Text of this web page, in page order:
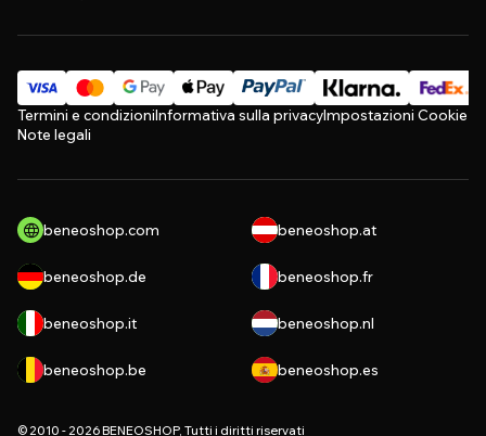
Termini e condizioniInformativa sulla privacyImpostazioni Cookie
Note legali
beneoshop.com beneoshop.at
beneoshop.de beneoshop.fr
beneoshop.it beneoshop.nl
beneoshop.be beneoshop.es
© 2010 - 2026 BENEOSHOP, Tutti i diritti riservati